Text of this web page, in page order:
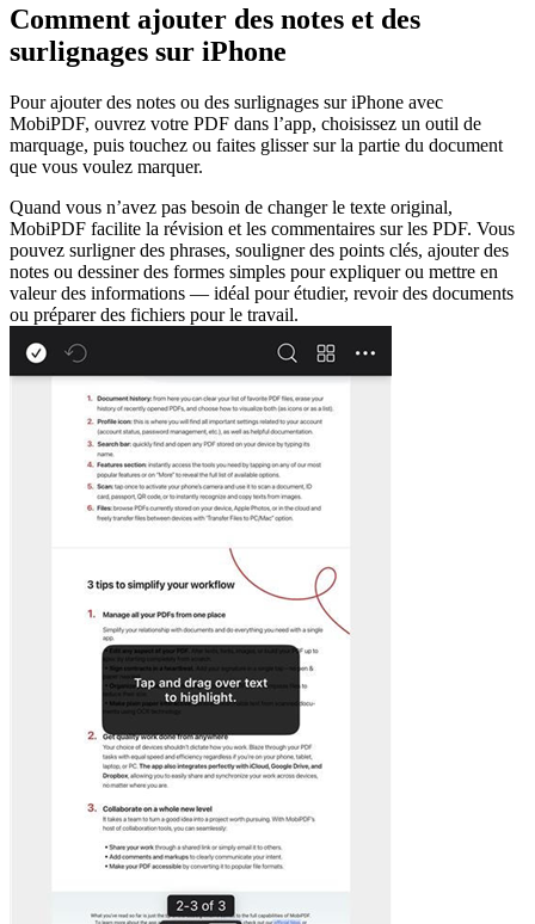
Comment ajouter des notes et des
surlignages sur iPhone
Pour ajouter des notes ou des surlignages sur iPhone avec
MobiPDF, ouvrez votre PDF dans l’app, choisissez un outil de
marquage, puis touchez ou faites glisser sur la partie du document
que vous voulez marquer.
Quand vous n’avez pas besoin de changer le texte original,
MobiPDF facilite la révision et les commentaires sur les PDF. Vous
pouvez surligner des phrases, souligner des points clés, ajouter des
notes ou dessiner des formes simples pour expliquer ou mettre en
valeur des informations — idéal pour étudier, revoir des documents
ou préparer des fichiers pour le travail.